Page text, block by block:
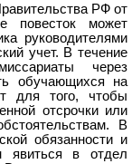
РФ от
может
руководителями
учет. В течение
через
обучающихся на
для того, чтобы
отсрочки или
В
обязанности и
явиться в отдел